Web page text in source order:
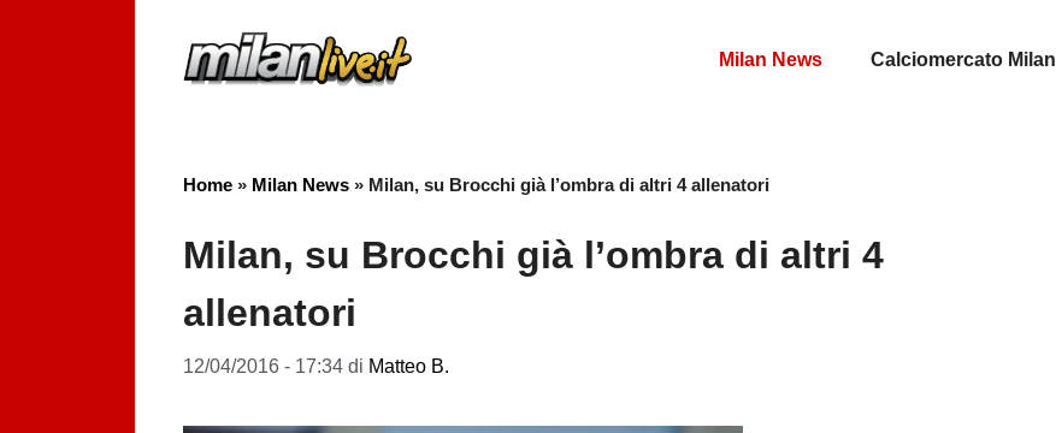
Milan News Calciomercato Milan
Home » Milan News » Milan, su Brocchi già l’ombra di altri 4 allenatori
Milan, su Brocchi già l’ombra di altri 4
allenatori
12/04/2016 - 17:34 di Matteo B.